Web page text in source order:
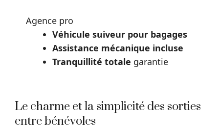
Agence pro
Véhicule suiveur pour bagages
Assistance mécanique incluse
Tranquillité totale garantie
Le charme et la simplicité des sorties
entre bénévoles